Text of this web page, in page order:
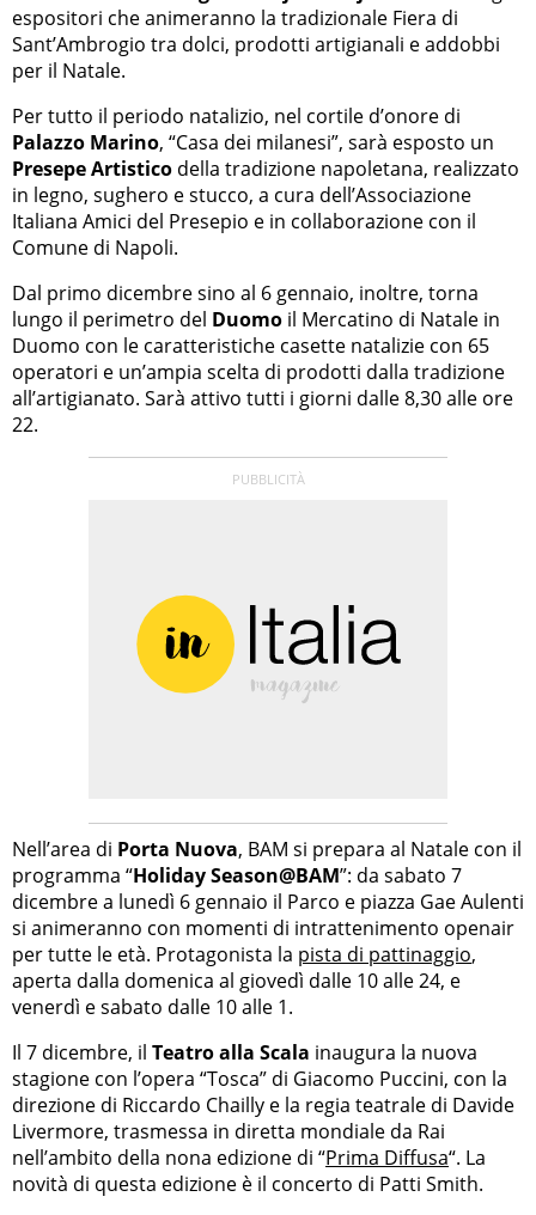
espositori che animeranno la tradizionale Fiera di
Sant’Ambrogio tra dolci, prodotti artigianali e addobbi
per il Natale.
Per tutto il periodo natalizio, nel cortile d’onore di
Palazzo Marino, “Casa dei milanesi”, sarà esposto un
Presepe Artistico della tradizione napoletana, realizzato
in legno, sughero e stucco, a cura dell’Associazione
Italiana Amici del Presepio e in collaborazione con il
Comune di Napoli.
Dal primo dicembre sino al 6 gennaio, inoltre, torna
lungo il perimetro del Duomo il Mercatino di Natale in
Duomo con le caratteristiche casette natalizie con 65
operatori e un’ampia scelta di prodotti dalla tradizione
all’artigianato. Sarà attivo tutti i giorni dalle 8,30 alle ore
22.
Nell’area di Porta Nuova, BAM si prepara al Natale con il
programma “Holiday Season@BAM”: da sabato 7
dicembre a lunedì 6 gennaio il Parco e piazza Gae Aulenti
si animeranno con momenti di intrattenimento openair
per tutte le età. Protagonista la pista di pattinaggio,
aperta dalla domenica al giovedì dalle 10 alle 24, e
venerdì e sabato dalle 10 alle 1.
Il 7 dicembre, il Teatro alla Scala inaugura la nuova
stagione con l’opera “Tosca” di Giacomo Puccini, con la
direzione di Riccardo Chailly e la regia teatrale di Davide
Livermore, trasmessa in diretta mondiale da Rai
nell’ambito della nona edizione di “Prima Diffusa“. La
novità di questa edizione è il concerto di Patti Smith.